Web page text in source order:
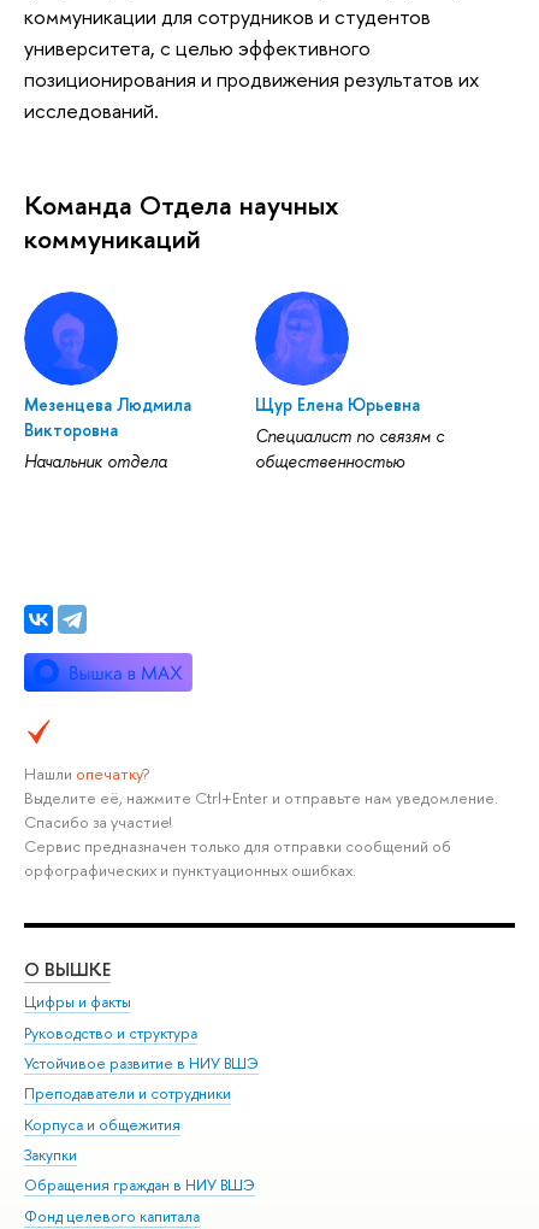
коммуникации для сотрудников и студентов
университета, с целью эффективного
позиционирования и продвижения результатов их
исследований.
Команда Отдела научных
коммуникаций
Мезенцева Людмила
Викторовна
Начальник отдела
Щур Елена Юрьевна
Специалист по связям с
общественностью
Нашли опечатку?
Выделите её, нажмите Ctrl+Enter и отправьте нам уведомление.
Спасибо за участие!
Сервис предназначен только для отправки сообщений об
орфографических и пунктуационных ошибках.
О ВЫШКЕ
Цифры и факты
Руководство и структура
Устойчивое развитие в НИУ ВШЭ
Преподаватели и сотрудники
Корпуса и общежития
Закупки
Обращения граждан в НИУ ВШЭ
Фонд целевого капитала